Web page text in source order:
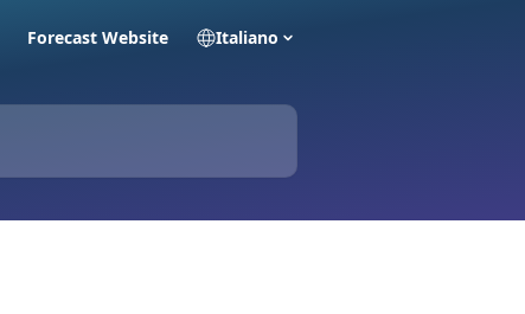
Forecast Website Italiano